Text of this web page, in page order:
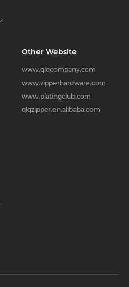
Other Website
www.qlqcompany.com
www.zipperhardware.com
www.platingclub.com
qlqzipper.en.alibaba.com